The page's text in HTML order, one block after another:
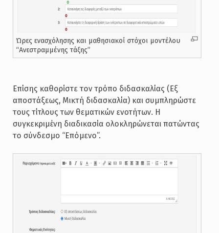
Ώρες ενασχόλησης και μαθησιακοί στόχοι μοντέλου
“Ανεστραμμένης τάξης”
Επίσης καθορίστε τον τρόπο διδασκαλίας (Εξ
αποστάξεως, Μικτή διδασκαλία) και συμπληρώστε
τους τίτλους των θεματικών ενοτήτων. Η
συγκεκριμένη διαδικασία ολοκληρώνεται πατώντας
το σύνδεσμο “Επόμενο”.